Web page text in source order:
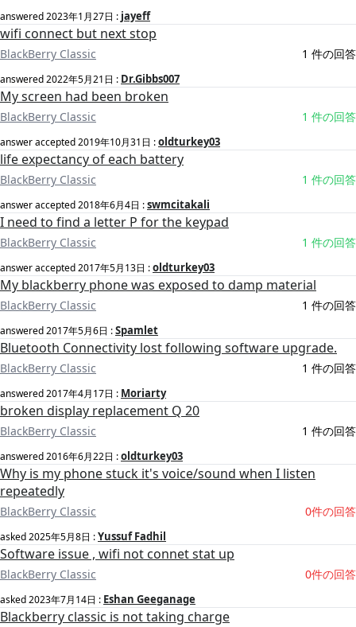
answered2023年1月27日 : jayeff
wifi connect but next stop
BlackBerry Classic 1 件の回答
answered2022年5月21日 : Dr.Gibbs007
My screen had been broken
BlackBerry Classic 1 件の回答
answer accepted2019年10月31日 :oldturkey03
life expectancy of each battery
BlackBerry Classic 1 件の回答
answer accepted2018年6月4日 :swmcitakali
I need to find a letter P for the keypad
BlackBerry Classic 1 件の回答
answer accepted2017年5月13日 :oldturkey03
My blackberry phone was exposed to damp material
BlackBerry Classic 1 件の回答
answered2017年5月6日 :Spamlet
Bluetooth Connectivity lost following software upgrade.
BlackBerry Classic 1 件の回答
answered2017年4月17日 : Moriarty
broken display replacement Q 20
BlackBerry Classic 1 件の回答
answered2016年6月22日 :oldturkey03
Why is my phone stuck it's voice/sound when I listen
repeatedly
BlackBerry Classic 0件の回答
asked2025年5月8日 :Yussuf Fadhil
Software issue , wifi not connet stat up
BlackBerry Classic 0件の回答
asked2023年7月14日 : Eshan Geeganage
Blackberry classic is not taking charge